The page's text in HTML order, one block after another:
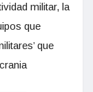
militar, la
que
que